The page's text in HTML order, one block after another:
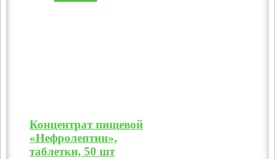
Концентрат пищевой
«Нефролептин»,
таблетки, 50 шт